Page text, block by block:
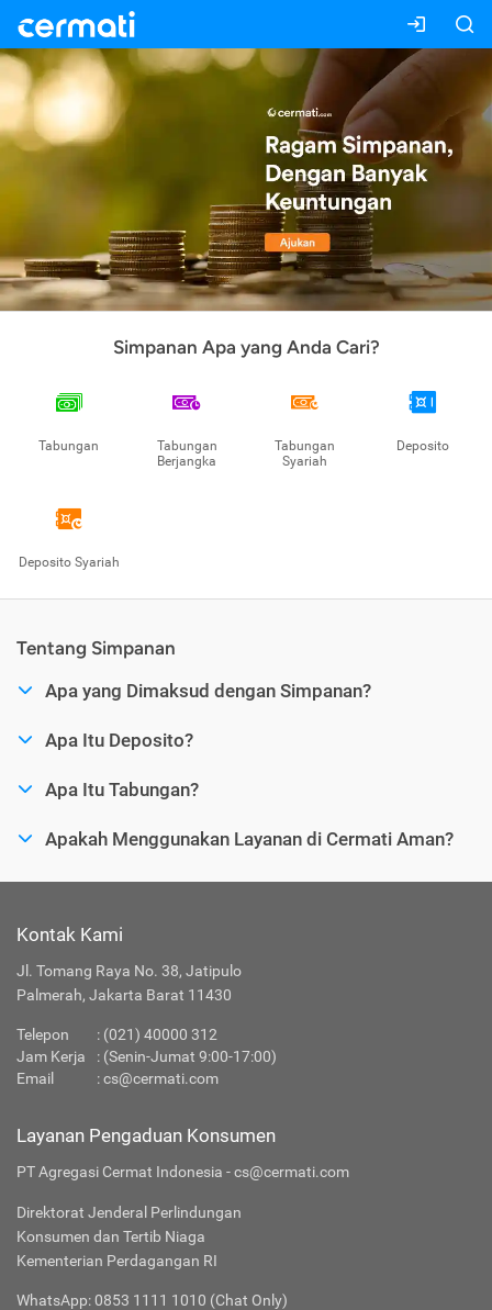
Simpanan Apa yang Anda Cari?
Tabungan
Tabungan
Berjangka
Tabungan
Syariah
Deposito
Deposito Syariah
Tentang Simpanan
Apa yang Dimaksud dengan Simpanan?
Apa Itu Deposito?
Apa Itu Tabungan?
Apakah Menggunakan Layanan di Cermati Aman?
Kontak Kami
Jl. Tomang Raya No. 38, Jatipulo
Palmerah, Jakarta Barat 11430
Telepon : (021) 40000 312
Jam Kerja
: (Senin-Jumat 9:00-17:00)
Email
:cs@cermati.com
Layanan Pengaduan Konsumen
PT Agregasi Cermat Indonesia - cs@cermati.com
Direktorat Jenderal Perlindungan
Konsumen dan Tertib Niaga
Kementerian Perdagangan RI
WhatsApp: 0853 1111 1010 (Chat Only)